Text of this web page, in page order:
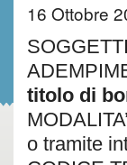
16 Ottobre
titolo di
o tramite